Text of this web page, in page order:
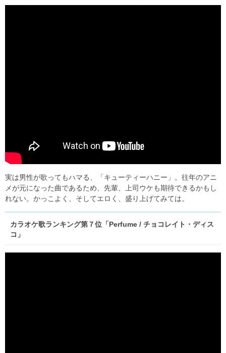
実は男性が歌ってもハマる、「キューティーハニー」。往年のアニ
メが元になった曲であるため、先輩、上司ウケも期待できるかもし
れない。かっこよく、そしてエロく、盛り上げてみては。
カラオケ歌ランキング第７位「Perfume / チョコレイト・ディス
コ」